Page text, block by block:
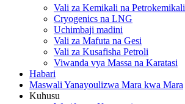
Vali za Kemikali na Petrokemikali
Cryogenics na LNG
Uchimbaji madini
Vali za Mafuta na Gesi
Vali za Kusafisha Petroli
Viwanda vya Massa na Karatasi
Habari
Maswali Yanayoulizwa Mara kwa Mara
Kuhusu